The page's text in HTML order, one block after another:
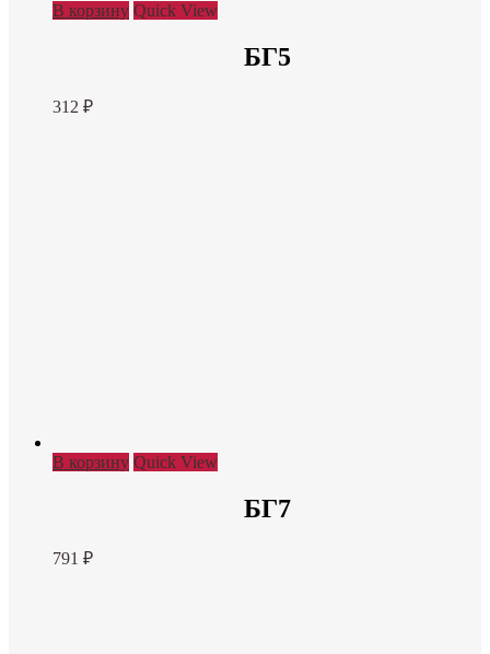
В корзину Quick View
БГ5
312 ₽
В корзину Quick View
БГ7
791 ₽